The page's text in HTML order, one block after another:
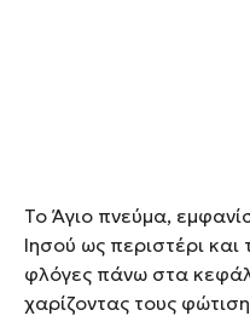
Το Άγιο πνεύμα,
Ιησού ως περιστέρι
φλόγες πάνω στα
χαρίζοντας τους